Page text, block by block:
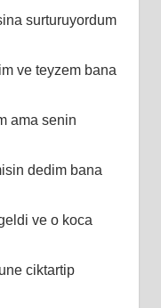
surturuyordum
ve teyzem bana
ama senin
dedim bana
ve o koca
ciktartip